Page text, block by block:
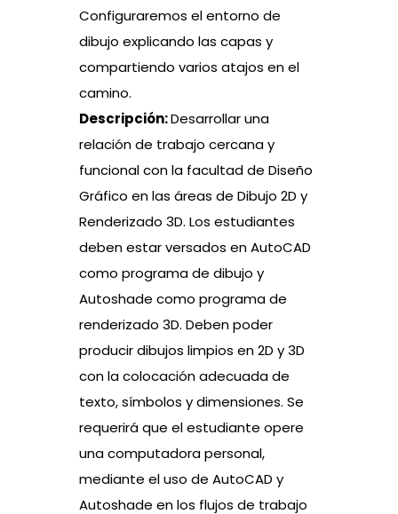
Configuraremos el entorno de
dibujo explicando las capas y
compartiendo varios atajos en el
camino.
Descripción:Desarrollar una
relación de trabajo cercana y
funcional con la facultad de Diseño
Gráfico en las áreas de Dibujo 2D y
Renderizado 3D. Los estudiantes
deben estar versados en AutoCAD
como programa de dibujo y
Autoshade como programa de
renderizado 3D. Deben poder
producir dibujos limpios en 2D y 3D
con la colocación adecuada de
texto, símbolos y dimensiones. Se
requerirá que el estudiante opere
una computadora personal,
mediante el uso de AutoCAD y
Autoshade en los flujos de trabajo